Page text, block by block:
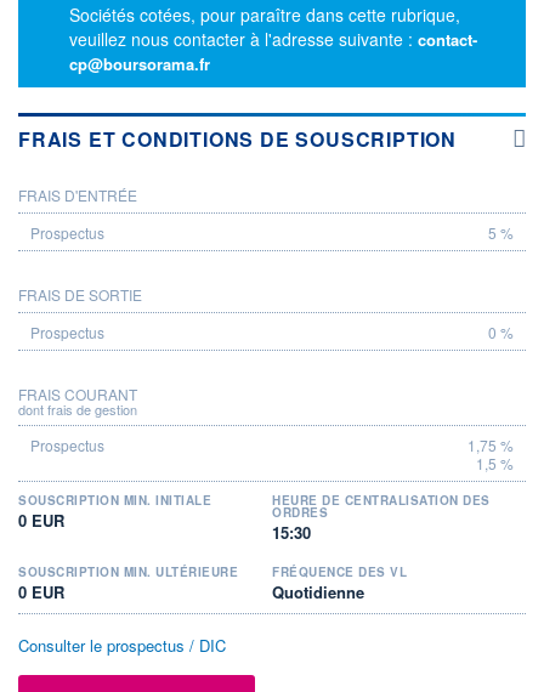
Sociétés cotées, pour paraître dans cette rubrique,
veuillez nous contacter à l'adresse suivante : contact-
cp@boursorama.fr
FRAIS ET CONDITIONS DE SOUSCRIPTION
PROSPECTUS
FRAIS D'ENTRÉE
5 %
FRAIS DE SORTIE
0 %
FRAIS COURANT
dont frais de gestion
1,75 %
1,5 %
SOUSCRIPTION MIN. INITIALE
0 EUR
HEURE DE CENTRALISATION DES
ORDRES
15:30
SOUSCRIPTION MIN. ULTÉRIEURE
0 EUR
FRÉQUENCE DES VL
Quotidienne
Consulter le prospectus / DIC